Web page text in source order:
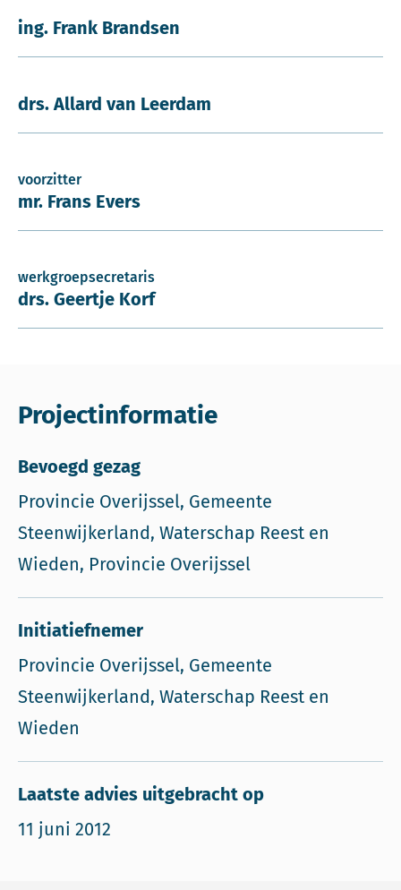
ing. Frank Brandsen
drs. Allard van Leerdam
voorzitter
mr. Frans Evers
werkgroepsecretaris
drs. Geertje Korf
Projectinformatie
Bevoegd gezag
Provincie Overijssel, Gemeente
Steenwijkerland, Waterschap Reest en
Wieden, Provincie Overijssel
Initiatiefnemer
Provincie Overijssel, Gemeente
Steenwijkerland, Waterschap Reest en
Wieden
Laatste advies uitgebracht op
11 juni 2012